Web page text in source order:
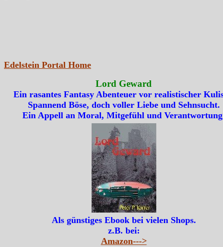
Edelstein Portal Home
Lord Geward
Ein rasantes Fantasy Abenteuer vor realistischer
Spannend Böse, doch voller Liebe und Sehnsucht.
Ein Appell an Moral, Mitgefühl und
Als günstiges Ebook bei vielen Shops.
z.B. bei:
Amazon--->